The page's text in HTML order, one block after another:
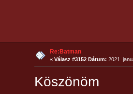
Re:Batman
«Válasz #3152 Dátum: 2021.
Köszönöm